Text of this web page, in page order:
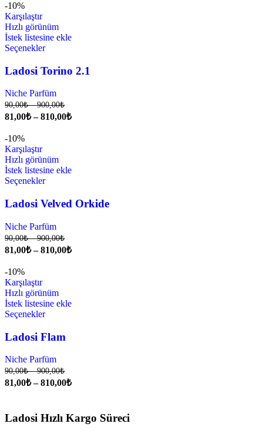
-10%
Karşılaştır
Hızlı görünüm
İstek listesine ekle
Seçenekler
Ladosi Torino 2.1
Niche Parfüm
90,00₺ –900,00₺
81,00₺ –810,00₺
-10%
Karşılaştır
Hızlı görünüm
İstek listesine ekle
Seçenekler
Ladosi Velved Orkide
Niche Parfüm
90,00₺ –900,00₺
81,00₺ –810,00₺
-10%
Karşılaştır
Hızlı görünüm
İstek listesine ekle
Seçenekler
Ladosi Flam
Niche Parfüm
90,00₺ –900,00₺
81,00₺ –810,00₺
Ladosi Hızlı Kargo Süreci